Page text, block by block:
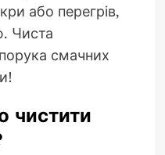
або перегрів,
Чиста
смачних
чистити